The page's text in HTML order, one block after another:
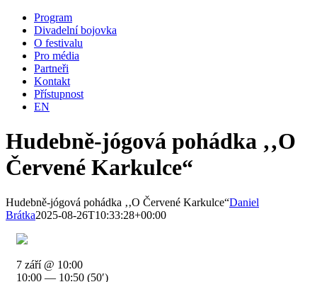
Program
Divadelní bojovka
O festivalu
Pro média
Partneři
Kontakt
Přístupnost
EN
Hudebně-jógová pohádka ‚‚O
Červené Karkulce“
Hudebně-jógová pohádka ‚‚O Červené Karkulce“Daniel
Brátka2025-08-26T10:33:28+00:00
7 září @ 10:00
10:00 — 10:50 (50′)